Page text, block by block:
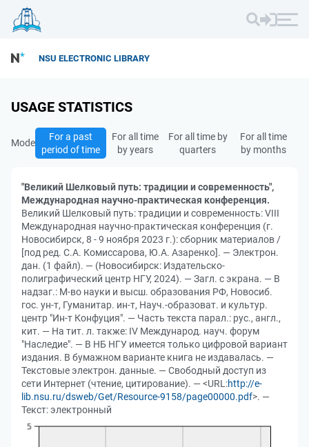
NSU ELECTRONIC LIBRARY
USAGE STATISTICS
Mode
For a past
period of time
For all time
by years
For all time by
quarters
For all time
by months
"Великий Шелковый путь: традиции и современность",
Международная научно-практическая конференция.
Великий Шелковый путь: традиции и современность: VIII
Международная научно-практическая конференция (г.
Новосибирск, 8 - 9 ноября 2023 г.): сборник материалов /
[под ред. С.А. Комиссарова, Ю.А. Азаренко]. — Электрон.
дан. (1 файл). — (Новосибирск: Издательско-
полиграфический центр НГУ, 2024). — Загл. с экрана. — В
надзаг.: М-во науки и высш. образования РФ, Новосиб.
гос. ун-т, Гуманитар. ин-т, Науч.-образоват. и культур.
центр "Ин-т Конфуция". — Часть текста парал.: рус., англ.,
кит. — На тит. л. также: IV Международ. науч. форум
"Наследие". — В НБ НГУ имеется только цифровой вариант
издания. В бумажном варианте книга не издавалась. —
Текстовые электрон. данные. — Свободный доступ из
сети Интернет (чтение, цитирование). — <URL:http://e-
lib.nsu.ru/dsweb/Get/Resource-9158/page00000.pdf>. —
Текст: электронный